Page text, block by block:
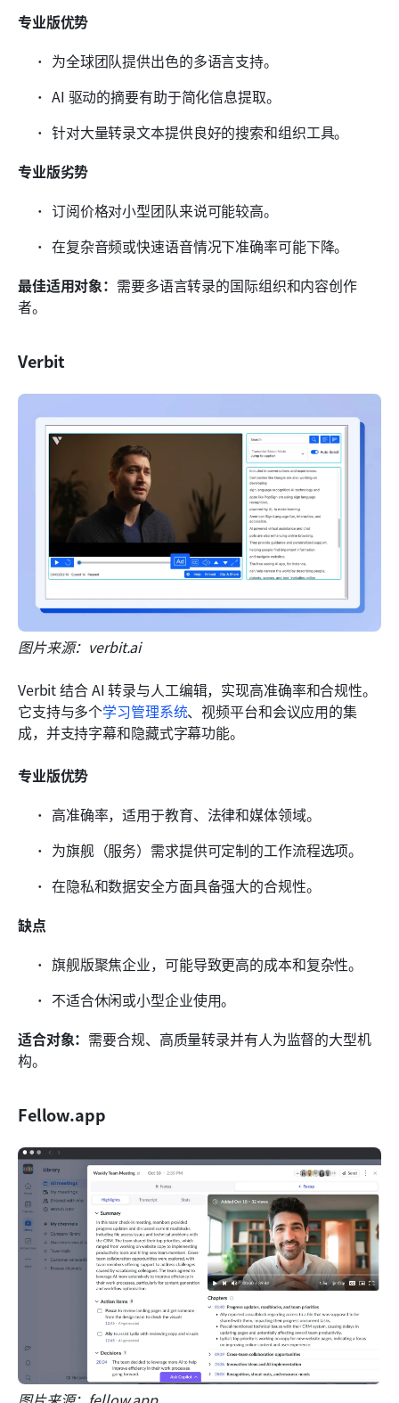
专业版优势
为全球团队提供出色的多语言支持。
AI 驱动的摘要有助于简化信息提取。
针对大量转录文本提供良好的搜索和组织工具。
专业版劣势
订阅价格对小型团队来说可能较高。
在复杂音频或快速语音情况下准确率可能下降。
最佳适用对象： 需要多语言转录的国际组织和内容创作
者。
Verbit
图片来源：verbit.ai
Verbit 结合 AI 转录与人工编辑，实现高准确率和合规性。
它支持与多个学习管理系统、视频平台和会议应用的集
成，并支持字幕和隐藏式字幕功能。
专业版优势
高准确率，适用于教育、法律和媒体领域。
为旗舰（服务）需求提供可定制的工作流程选项。
在隐私和数据安全方面具备强大的合规性。
缺点
旗舰版聚焦企业，可能导致更高的成本和复杂性。
不适合休闲或小型企业使用。
适合对象： 需要合规、高质量转录并有人为监督的大型机
构。
Fellow.app